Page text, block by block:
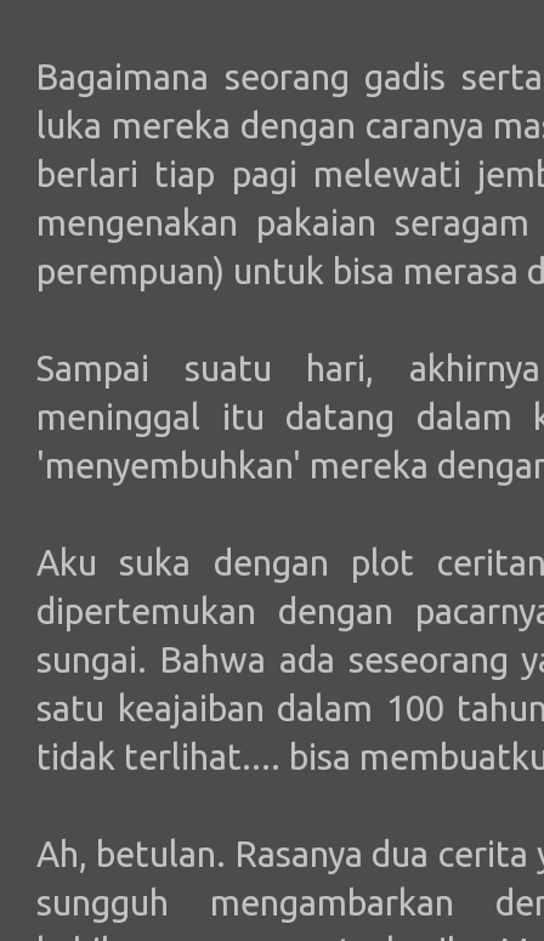
Bagaimana seorang gadis
luka mereka dengan caranya
berlari tiap pagi melewati
mengenakan pakaian
perempuan) untuk bisa merasa
Sampai suatu hari,
meninggal itu datang dalam
'menyembuhkan' mereka
Aku suka dengan plot
dipertemukan dengan
sungai. Bahwa ada seseorang
satu keajaiban dalam 100
tidak terlihat.... bisa
Ah, betulan. Rasanya dua
sungguh mengambarkan